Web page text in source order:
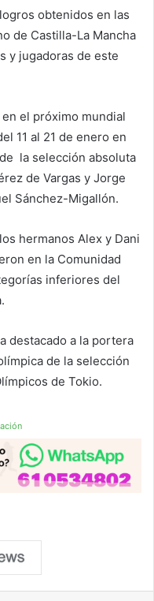
obtenidos en las
de Castilla-La Mancha
y jugadoras de este
el próximo mundial
11 al 21 de enero en
la selección absoluta
de Vargas y Jorge
Sánchez-Migallón.
hermanos Alex y Dani
en la Comunidad
inferiores del
destacado a la portera
de la selección
de Tokio.